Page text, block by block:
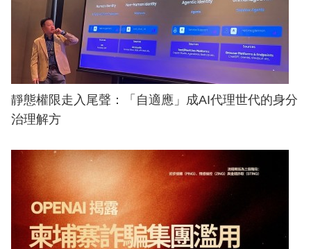
靜態權限走入尾聲：「自適應」成AI代理世代的身分
治理解方